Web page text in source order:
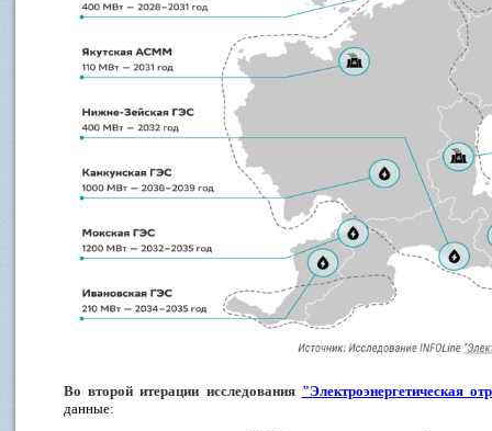
Во второй итерации исследования "Электроэнергетическая
данные: